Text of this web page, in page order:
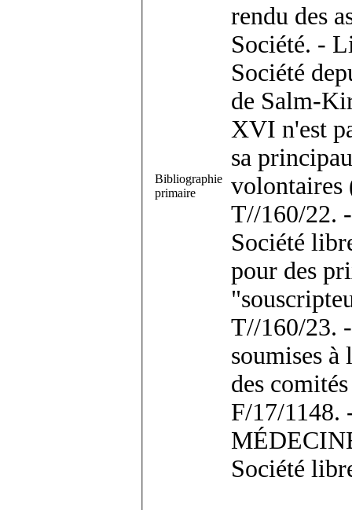
Bibliographie
primaire
rendu des
Société. -
Société
de Salm-
XVI n'est
sa
volontaires
T//160/22.
Société
pour des
T//160/23.
soumises
des
F/17/
Société